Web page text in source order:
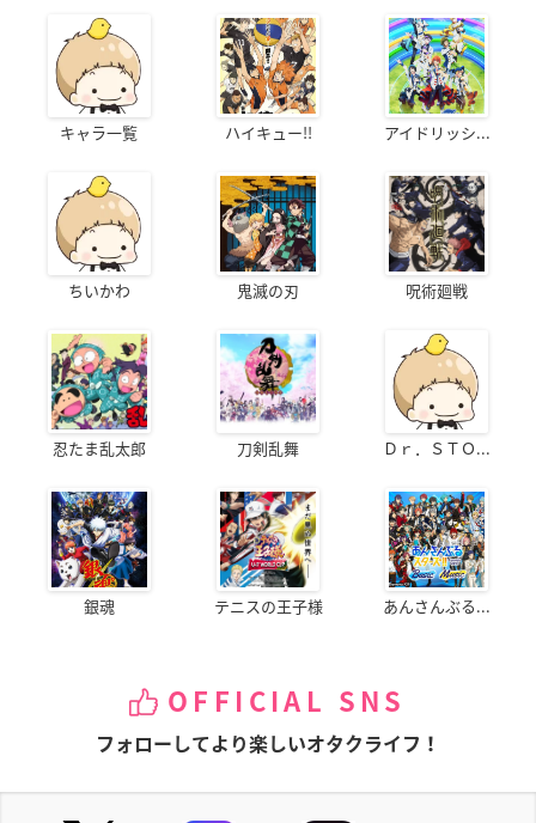
キャラ一覧 ハイキュー!! アイドリッシ...
ちいかわ 鬼滅の刃 呪術廻戦
忍たま乱太郎 刀剣乱舞 Ｄｒ．ＳＴＯ...
銀魂 テニスの王子様 あんさんぶる...
OFFICIAL SNS
フォローしてより楽しいオタクライフ！